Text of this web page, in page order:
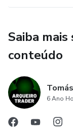
Com minha
Profissional
pilares que o
Saiba
conteúdo
6 Ano